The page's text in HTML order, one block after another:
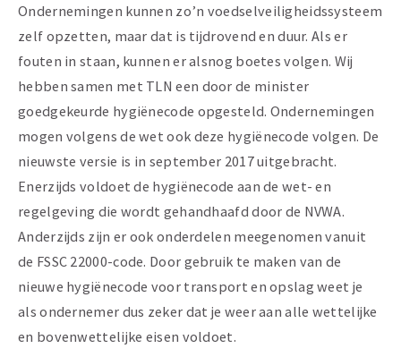
Ondernemingen kunnen zo’n voedselveiligheidssysteem
zelf opzetten, maar dat is tijdrovend en duur. Als er
fouten in staan, kunnen er alsnog boetes volgen. Wij
hebben samen met TLN een door de minister
goedgekeurde hygiënecode opgesteld. Ondernemingen
mogen volgens de wet ook deze hygiënecode volgen. De
nieuwste versie is in september 2017 uitgebracht.
Enerzijds voldoet de hygiënecode aan de wet- en
regelgeving die wordt gehandhaafd door de NVWA.
Anderzijds zijn er ook onderdelen meegenomen vanuit
de FSSC 22000-code. Door gebruik te maken van de
nieuwe hygiënecode voor transport en opslag weet je
als ondernemer dus zeker dat je weer aan alle wettelijke
en bovenwettelijke eisen voldoet.